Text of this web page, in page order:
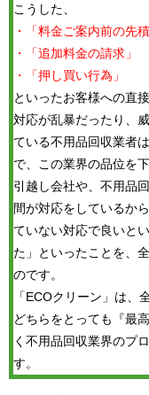
こうした、
・「料金ご案内前の先
・「追加料金の請求」
・「押し買い行為」
といったお客様への直
対応が乱暴だったり、
ている不用品回収業者
で、この業界の品位を
引越し会社や、不用品
間が対応をしているか
ていない対応で良いと
た」といったことを、
のです。
「ECOクリーン」は、
どちらをとっても『最
く不用品回収業界のプ
す。